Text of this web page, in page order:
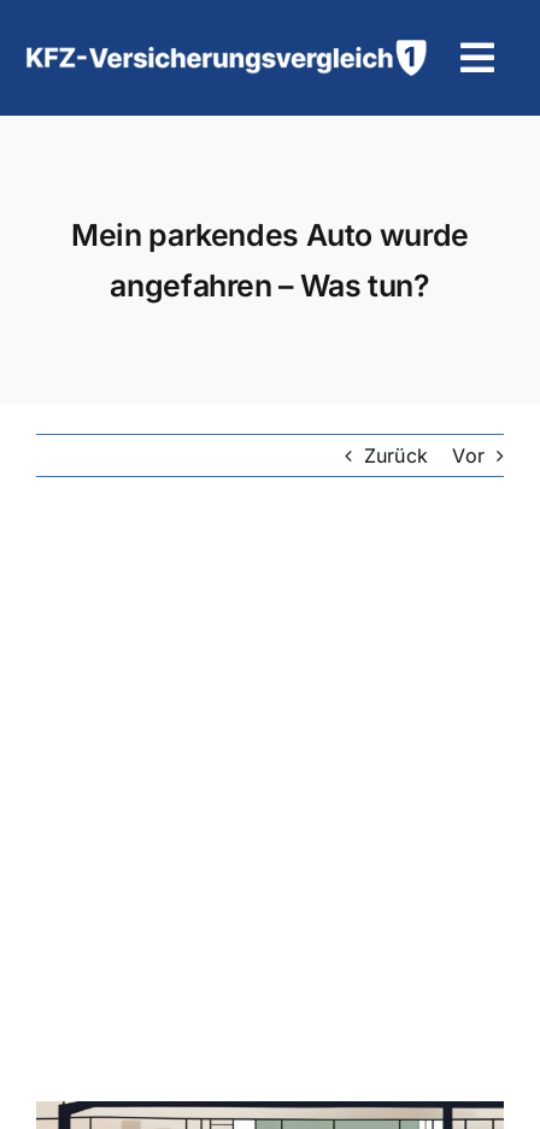
Inhalt
Hilfe und Kontakt
Mein parkendes Auto wurde
angefahren – Was tun?
Zurück Vor
Zeige